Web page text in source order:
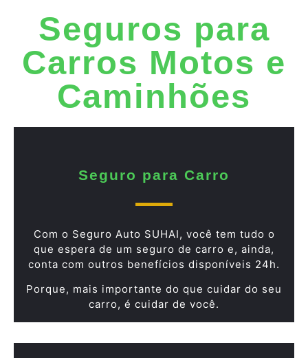
Seguros para
Carros Motos e
Caminhões
Seguro para Carro
Com o Seguro Auto SUHAI, você tem tudo o
que espera de um seguro de carro e, ainda,
conta com outros benefícios disponíveis 24h.
Porque, mais importante do que cuidar do seu
carro, é cuidar de você.